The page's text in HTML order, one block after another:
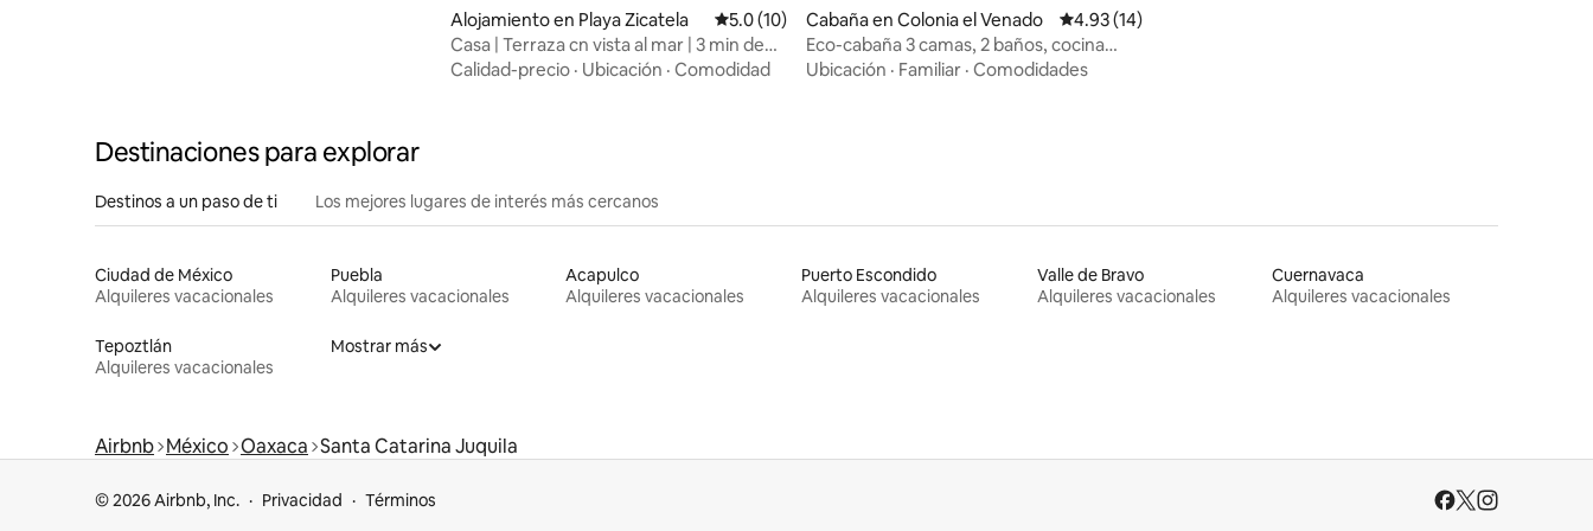
Alojamiento en Playa Zicatela Calificación promedio: 5.0 de 5, 10 reseñas
5.0 (10)
Casa | Terraza cn vista al mar | 3 min de
playa
Calidad-precio · Ubicación · Comodidad
Cabaña en Colonia el Venado Calificación promedio: 4.93 de 5, 14 reseñas
4.93 (14)
Eco-cabaña 3 camas, 2 baños, cocina
frente al mar.
Ubicación · Familiar · Comodidades
Destinaciones para explorar
Destinos a un paso de ti Los mejores lugares de interés más cercanos
Ciudad de México
Alquileres vacacionales
Puebla
Alquileres vacacionales
Acapulco
Alquileres vacacionales
Puerto Escondido
Alquileres vacacionales
Valle de Bravo
Alquileres vacacionales
Cuernavaca
Alquileres vacacionales
Tepoztlán
Alquileres vacacionales
Mostrar más
Airbnb México Oaxaca Santa Catarina Juquila
© 2026 Airbnb, Inc. Privacidad Términos